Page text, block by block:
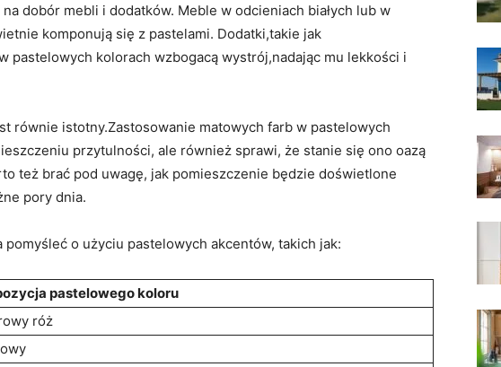
dobór mebli i dodatków. Meble w odcieniach białych lub w
komponują się z pastelami. Dodatki,takie jak
pastelowych kolorach wzbogacą wystrój,nadając mu lekkości i
równie istotny.Zastosowanie matowych farb w pastelowych
przytulności, ale również sprawi, że stanie się ono oazą
też brać pod uwagę, jak pomieszczenie będzie doświetlone
pory dnia.
o użyciu pastelowych akcentów, takich jak:
pastelowego koloru
róż